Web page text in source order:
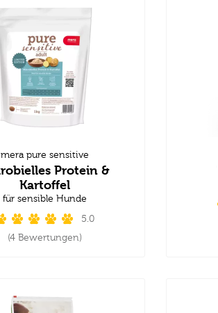
mera pure sensitive
Protein &
Kartoffel
für sensible Hunde
5.0
(4 Bewertungen)